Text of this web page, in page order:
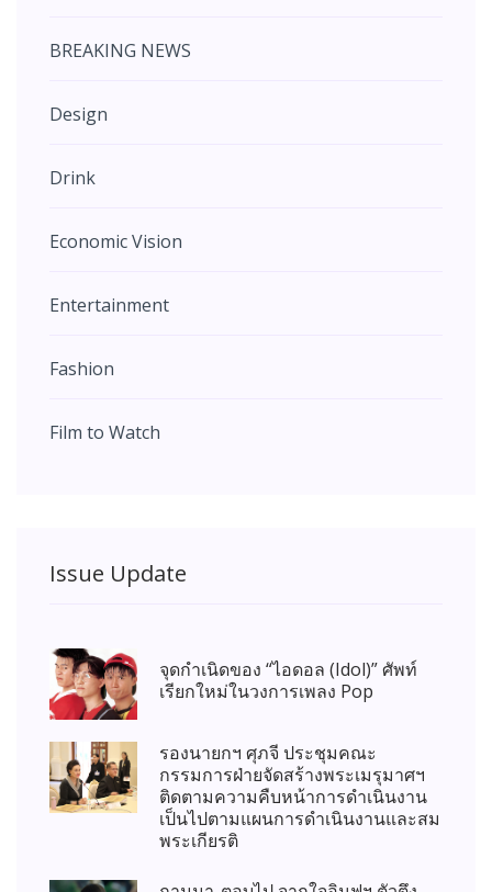
BREAKING NEWS
Design
Drink
Economic Vision
Entertainment
Fashion
Film to Watch
Issue Update
จุดกำเนิดของ “ไอดอล (Idol)” ศัพท์
เรียกใหม่ในวงการเพลง Pop
รองนายกฯ ศุภจี ประชุมคณะ
กรรมการฝ่ายจัดสร้างพระเมรุมาศฯ
ติดตามความคืบหน้าการดำเนินงาน
เป็นไปตามแผนการดำเนินงานและสม
พระเกียรติ